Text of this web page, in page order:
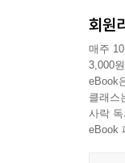
---
가지
하급
가지,
일제
관리
회원
매주
3,000
eBook
클래스
사락
eBook